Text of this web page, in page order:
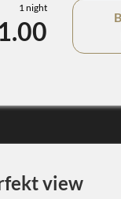
1 night
view